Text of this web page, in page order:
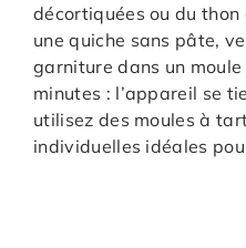
décortiquées ou du
une quiche sans pâte,
garniture dans un
minutes : l’appareil se
utilisez des moules à
individuelles idéales